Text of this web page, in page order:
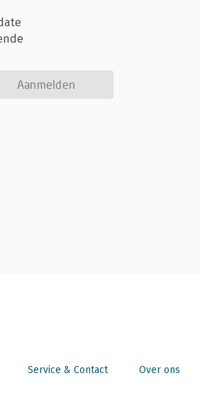
Aanmelden
Service & Contact Over ons